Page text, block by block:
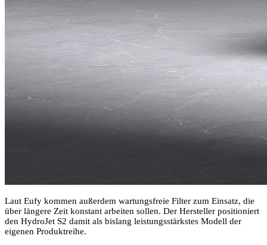
Laut Eufy kommen außerdem wartungsfreie Filter zum Einsatz, die
über längere Zeit konstant arbeiten sollen. Der Hersteller positioniert
den HydroJet S2 damit als bislang leistungsstärkstes Modell der
eigenen Produktreihe.